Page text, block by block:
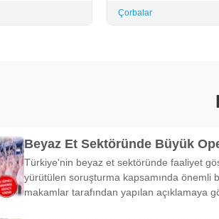
Çorbalar
Beyaz Et Sektöründe Büyük
Türkiye'nin beyaz et sektöründe faaliyet
yürütülen soruşturma kapsamında önemli
makamlar tarafından yapılan açıklamaya